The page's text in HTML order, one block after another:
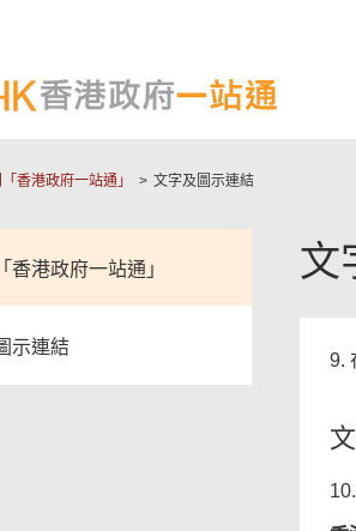
香港政府一站通」 文字及圖示連結
香港政府一站通」
示連結
文
9.